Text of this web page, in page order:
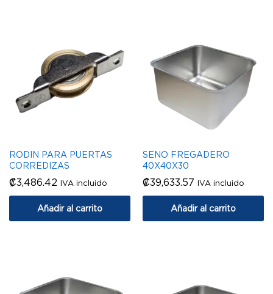
RODIN PARA PUERTAS
CORREDIZAS
₡3,486.42 IVA incluido
Añadir al carrito
SENO FREGADERO
40X40X30
₡39,633.57 IVA incluido
Añadir al carrito